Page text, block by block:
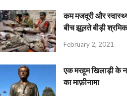
कम मजदूरी और
बीच झूलते बीड़ी
February 2, 2021
एक मरहूम खिलाड़ी के
का माफ़ीनामा